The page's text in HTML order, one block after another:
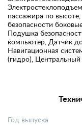
пассажира по
безопасности
Подушка
компьютер, Датчик
Навигационная
(гидро), Центральный
Год выпуска